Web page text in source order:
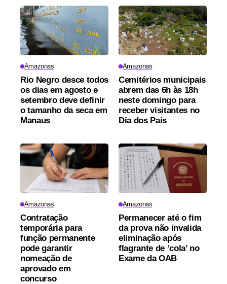
Amazonas
Rio Negro desce todos
os dias em agosto e
setembro deve definir
o tamanho da seca em
Manaus
Amazonas
Cemitérios municipais
abrem das 6h às 18h
neste domingo para
receber visitantes no
Dia dos Pais
Amazonas
Contratação
temporária para
função permanente
pode garantir
nomeação de
aprovado em
concurso
Amazonas
Permanecer até o fim
da prova não invalida
eliminação após
flagrante de ‘cola’ no
Exame da OAB